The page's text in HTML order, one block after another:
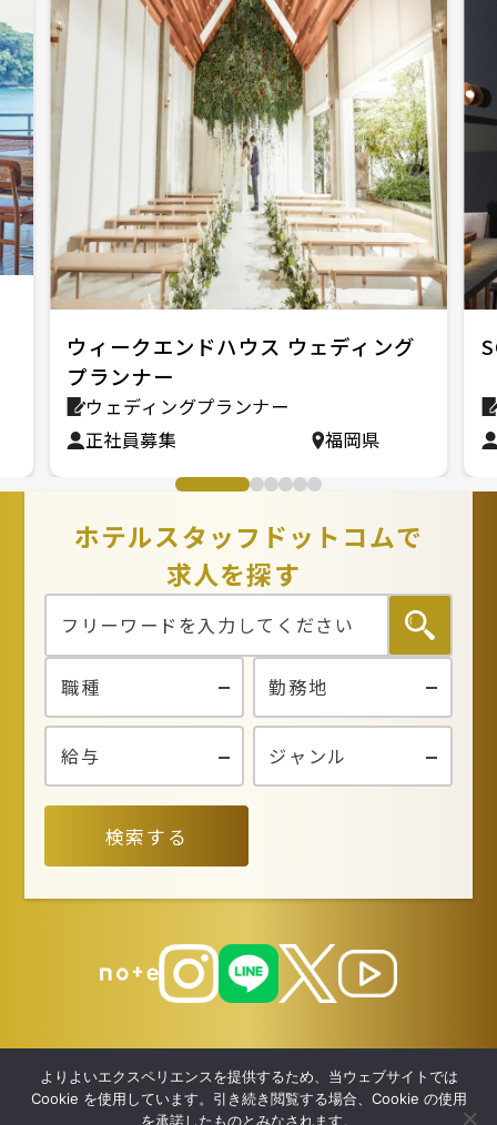
ウィークエンドハウス ウェディング
プランナー
ウェディングプランナー
正社員募集
福岡県
ホテルスタッフドットコムで
求人を探す
検索する
よりよいエクスペリエンスを提供するため、当ウェブサイトでは
Cookie を使用しています。引き続き閲覧する場合、Cookie の使用
を承諾したものとみなされます。